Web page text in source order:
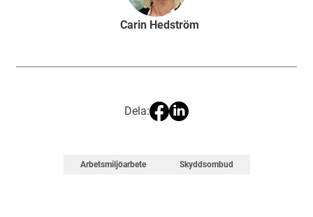
Carin Hedström
Dela:
Arbetsmiljöarbete Skyddsombud